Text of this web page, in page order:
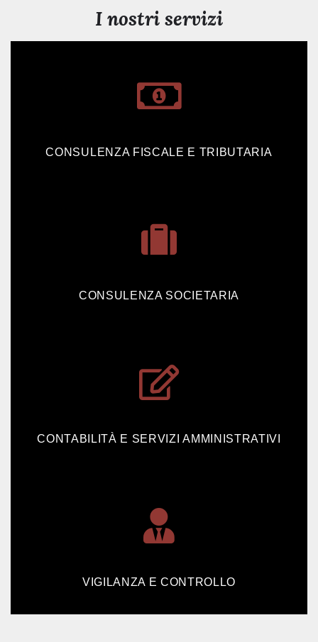
I nostri servizi
CONSULENZA FISCALE E TRIBUTARIA
CONSULENZA SOCIETARIA
CONTABILITÀ E SERVIZI AMMINISTRATIVI
VIGILANZA E CONTROLLO